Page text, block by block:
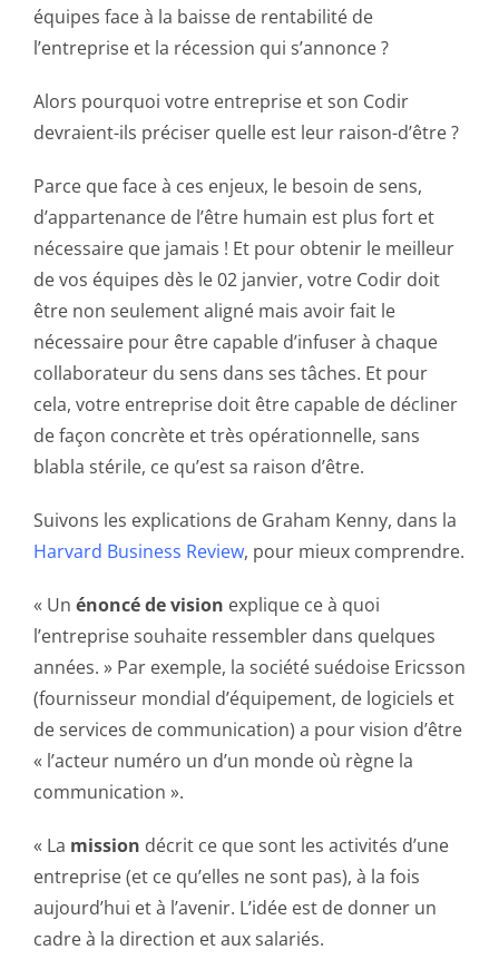
équipes face à la baisse de rentabilité de
l’entreprise et la récession qui s’annonce ?
Alors pourquoi votre entreprise et son Codir
devraient-ils préciser quelle est leur raison-d’être ?
Parce que face à ces enjeux, le besoin de sens,
d’appartenance de l’être humain est plus fort et
nécessaire que jamais ! Et pour obtenir le meilleur
de vos équipes dès le 02 janvier, votre Codir doit
être non seulement aligné mais avoir fait le
nécessaire pour être capable d’infuser à chaque
collaborateur du sens dans ses tâches. Et pour
cela, votre entreprise doit être capable de décliner
de façon concrète et très opérationnelle, sans
blabla stérile, ce qu’est sa raison d’être.
Suivons les explications de Graham Kenny, dans la
Harvard Business Review, pour mieux comprendre.
« Un énoncé de vision explique ce à quoi
l’entreprise souhaite ressembler dans quelques
années. » Par exemple, la société suédoise Ericsson
(fournisseur mondial d’équipement, de logiciels et
de services de communication) a pour vision d’être
« l’acteur numéro un d’un monde où règne la
communication ».
« La mission décrit ce que sont les activités d’une
entreprise (et ce qu’elles ne sont pas), à la fois
aujourd’hui et à l’avenir. L’idée est de donner un
cadre à la direction et aux salariés.